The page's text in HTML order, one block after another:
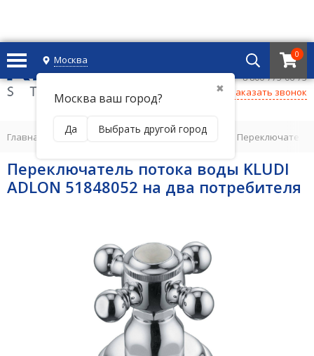
Москва
✖
Москва ваш город?
Да Выбрать другой город
0
+7 495 221 69 55
8 800-775-06-73
Заказать звонок
Главная СМЕСИТЕЛИ ДЛЯ ВАННОЙ КОМНАТЫ Переключатели
Переключатель потока воды KLUDI
ADLON 51848052 на два потребителя